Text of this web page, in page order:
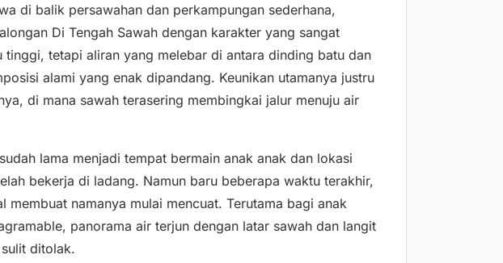
di balik persawahan dan perkampungan sederhana,
Di Tengah Sawah dengan karakter yang sangat
tetapi aliran yang melebar di antara dinding batu dan
alami yang enak dipandang. Keunikan utamanya justru
di mana sawah terasering membingkai jalur menuju air
lama menjadi tempat bermain anak anak dan lokasi
bekerja di ladang. Namun baru beberapa waktu terakhir,
membuat namanya mulai mencuat. Terutama bagi anak
panorama air terjun dengan latar sawah dan langit
ditolak.